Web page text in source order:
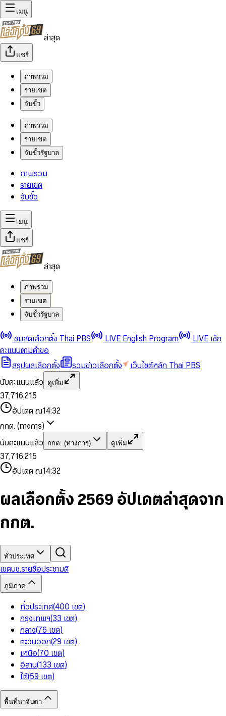
เมนู
ล่าสุด
แชร์
ภาพรวม
รายเขต
จับขั้ว
ภาพรวม
รายเขต
จับขั้วรัฐบาล
ภาพรวม
รายเขต
จับขั้ว
เมนู
แชร์
ล่าสุด
ภาพรวม
รายเขต
จับขั้วรัฐบาล
ชมสดเลือกตั้ง Thai PBS LIVE English Program
LIVE เช็ก
คะแนนตามคำขอ
สรุปผลเลือกตั้ง
รวมข่าวเลือกตั้ง
เว็บไซต์หลัก Thai PBS
นับคะแนนแล้ว
ดูเพิ่ม
0
1
2
3
4
5
6
8
9
0
1
2
3
4
5
6
7
8
9
,
0
1
2
4
6
7
8
9
0
1
2
3
4
5
6
7
8
9
0
1
3
5
6
7
8
9
,
1
2
4
5
7
8
9
0
1
3
4
6
7
8
9
0
2
3
4
5
7
8
อัปเดต ณ14:32
กกต. (ทางการ)
นับคะแนนแล้ว
กกต. (ทางการ) ดูเพิ่ม
0
1
2
3
4
5
7
8
0
1
2
4
5
6
7
8
9
,
0
1
2
4
6
7
8
9
0
1
2
3
5
6
8
9
0
1
3
5
6
7
8
,
1
2
4
6
7
9
0
1
3
5
6
8
9
0
2
3
4
5
7
9
อัปเดต ณ14:32
ผลเลือกตั้ง 2569 อัปเดตล่าสุดจาก
กกต.
ทั่วประเทศ
เขตบช.รายชื่อประชามติ
ภูมิภาค
ทั่วประเทศ(400 เขต)
กรุงเทพฯ(33 เขต)
กลาง(76 เขต)
ตะวันออก(29 เขต)
เหนือ(70 เขต)
อีสาน(133 เขต)
ใต้(59 เขต)
พื้นที่น่าจับตา